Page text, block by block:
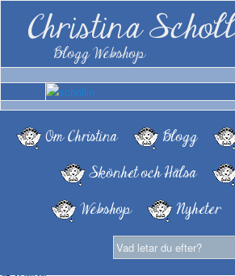
Christina
Blogg Webshop
Om Christina Blogg
Skönhet och Hälsa
Webshop
Nyheter